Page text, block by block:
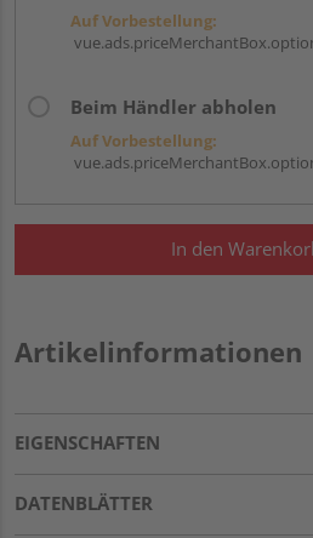
Auf Vorbestellung:
Beim Händler abholen
Auf Vorbestellung:
In den
Artikelinformationen
EIGENSCHAFTEN
DATENBLÄTTER